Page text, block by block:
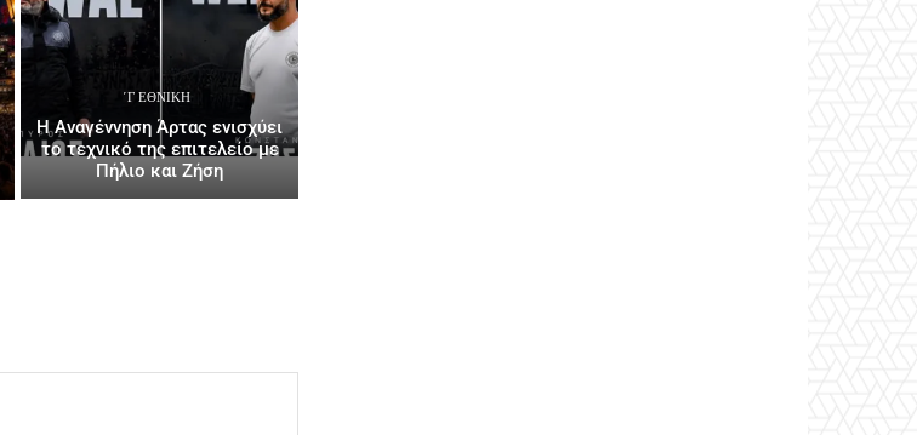
΄Γ ΕΘΝΙΚΉ
Η Αναγέννηση Άρτας ενισχύει
το τεχνικό της επιτελείο με
Πήλιο και Ζήση